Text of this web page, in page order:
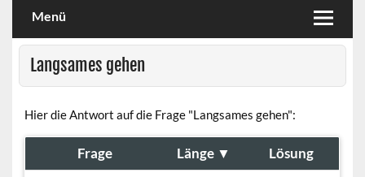
Menü
Langsames gehen
Hier die Antwort auf die Frage "Langsames gehen":
Frage Länge ▼ Lösung